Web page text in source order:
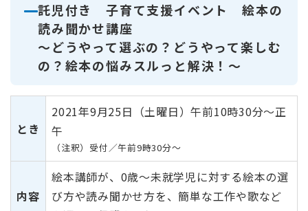
託児付き 子育て支援イベント 絵本の
読み聞かせ講座
～どうやって選ぶの？どうやって楽しむ
の？絵本の悩みスルっと解決！～
とき
2021年9月25日（土曜日）午前10時30分～正
午
（注釈）受付／午前9時30分～
内容
絵本講師が、0歳～未就学児に対する絵本の選
び方や読み聞かせ方を、簡単な工作や歌など